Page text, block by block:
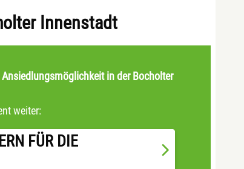
Innenstadt
in der Bocholter
weiter:
FÜR DIE